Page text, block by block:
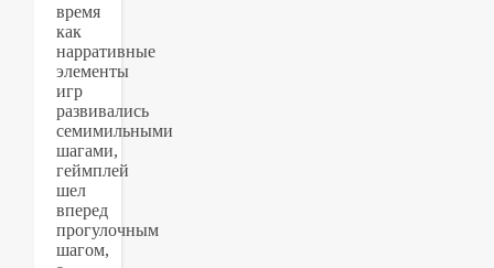
время
как
нарративные
элементы
игр
развивались
семимильными
шагами,
геймплей
шел
вперед
прогулочным
шагом,